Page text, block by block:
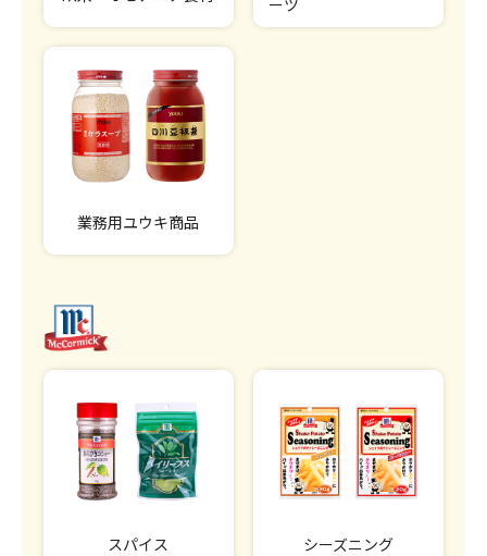
ーツ
業務用ユウキ商品
スパイス シーズニング